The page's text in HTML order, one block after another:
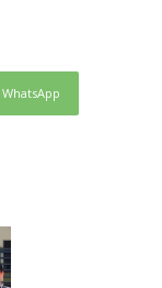
WhatsApp